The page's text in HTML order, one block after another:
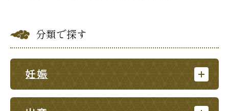
分類で探す
妊娠